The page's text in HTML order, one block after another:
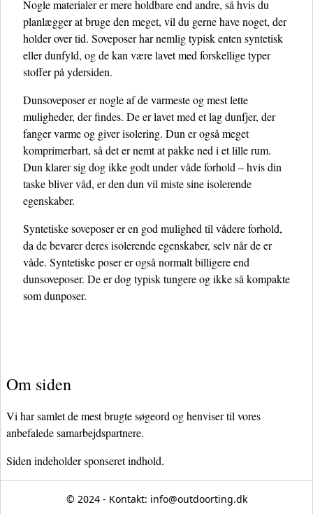
Nogle materialer er mere holdbare end andre, så hvis du
planlægger at bruge den meget, vil du gerne have noget, der
holder over tid. Soveposer har nemlig typisk enten syntetisk
eller dunfyld, og de kan være lavet med forskellige typer
stoffer på ydersiden.
Dunsoveposer er nogle af de varmeste og mest lette
muligheder, der findes. De er lavet med et lag dunfjer, der
fanger varme og giver isolering. Dun er også meget
komprimerbart, så det er nemt at pakke ned i et lille rum.
Dun klarer sig dog ikke godt under våde forhold – hvis din
taske bliver våd, er den dun vil miste sine isolerende
egenskaber.
Syntetiske soveposer er en god mulighed til vådere forhold,
da de bevarer deres isolerende egenskaber, selv når de er
våde. Syntetiske poser er også normalt billigere end
dunsoveposer. De er dog typisk tungere og ikke så kompakte
som dunposer.
Om siden
Vi har samlet de mest brugte søgeord og henviser til vores
anbefalede samarbejdspartnere.
Siden indeholder sponseret indhold.
© 2024 - Kontakt: info@outdoorting.dk